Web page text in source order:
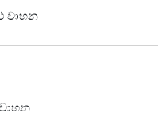
වාහන
වාහන